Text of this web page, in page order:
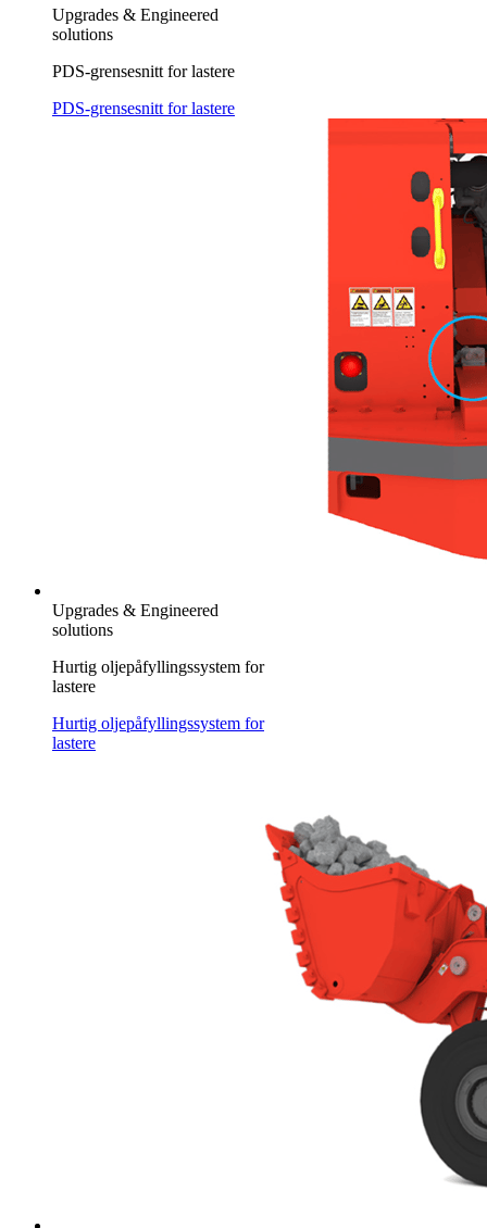
Upgrades & Engineered
solutions
PDS-grensesnitt for lastere
PDS-grensesnitt for lastere
Upgrades & Engineered
solutions
Hurtig oljepåfyllingssystem for
lastere
Hurtig oljepåfyllingssystem for
lastere